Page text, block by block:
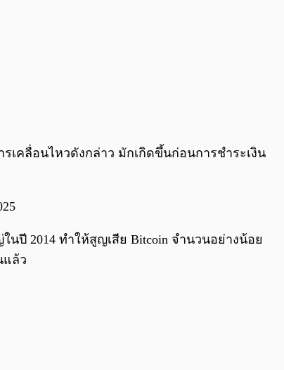
เคลื่อนไหวดังกล่าว มักเกิดขึ้นก่อนการชำระเงิน
ปี 2014 ทำให้สูญเสีย Bitcoin จำนวนอย่างน้อย
แล้ว